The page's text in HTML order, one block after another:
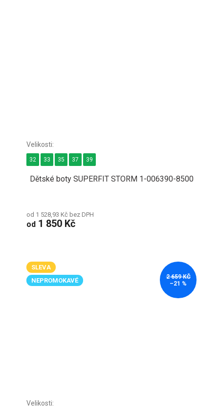
Dětské boty SUPERFIT STORM 1-006390-8500
od 1 528,93 Kč bez DPH
od 1 850 Kč
32 33 35 37 39
SLEVA
NEPROMOKAVÉ
2 659 KČ
–21 %